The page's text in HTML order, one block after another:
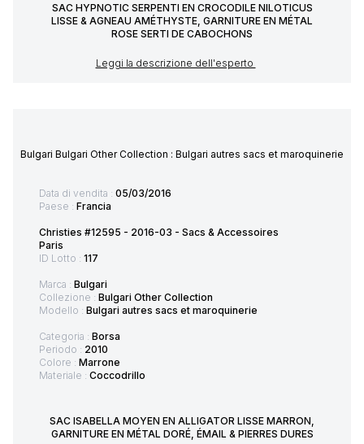
SAC HYPNOTIC SERPENTI EN CROCODILE NILOTICUS
LISSE & AGNEAU AMÉTHYSTE, GARNITURE EN MÉTAL
ROSE SERTI DE CABOCHONS
Leggi la descrizione dell'esperto
Bulgari Bulgari Other Collection : Bulgari autres sacs et maroquinerie
Data di vendita : 05/03/2016
Paese : Francia
Christies #12595 - 2016-03 - Sacs & Accessoires
Paris
ID Lotto : 117
Marca : Bulgari
Collezione : Bulgari Other Collection
Modello : Bulgari autres sacs et maroquinerie
Categoria : Borsa
Periodo : 2010
Colore : Marrone
Materiale : Coccodrillo
SAC ISABELLA MOYEN EN ALLIGATOR LISSE MARRON,
GARNITURE EN MÉTAL DORÉ, ÉMAIL & PIERRES DURES